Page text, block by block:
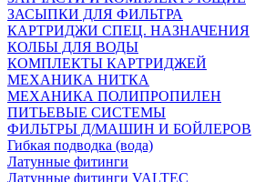
ЗАСЫПКИ ДЛЯ ФИЛЬТРА
КАРТРИДЖИ СПЕЦ. НАЗНАЧЕНИЯ
КОЛБЫ ДЛЯ ВОДЫ
КОМПЛЕКТЫ КАРТРИДЖЕЙ
МЕХАНИКА НИТКА
МЕХАНИКА ПОЛИПРОПИЛЕН
ПИТЬЕВЫЕ СИСТЕМЫ
ФИЛЬТРЫ Д/МАШИН И БОЙЛЕРОВ
Гибкая подводка (вода)
Латунные фитинги
Латунные фитинги VALTEC